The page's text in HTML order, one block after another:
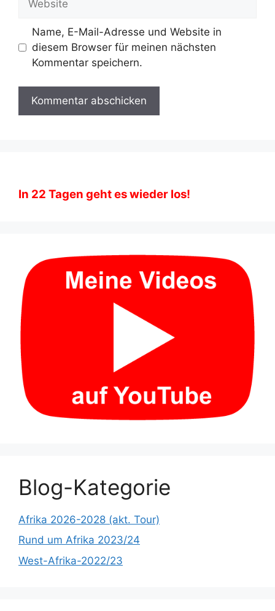
Name, E-Mail-Adresse und Website in
diesem Browser für meinen nächsten
Kommentar speichern.
In 22 Tagen geht es wieder los!
Blog-Kategorie
Afrika 2026-2028 (akt. Tour)
Rund um Afrika 2023/24
West-Afrika-2022/23